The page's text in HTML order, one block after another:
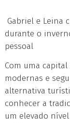
Gabriel e Leina
durante o
pessoal
Com uma
modernas e
alternativa
conhecer a
um elevado